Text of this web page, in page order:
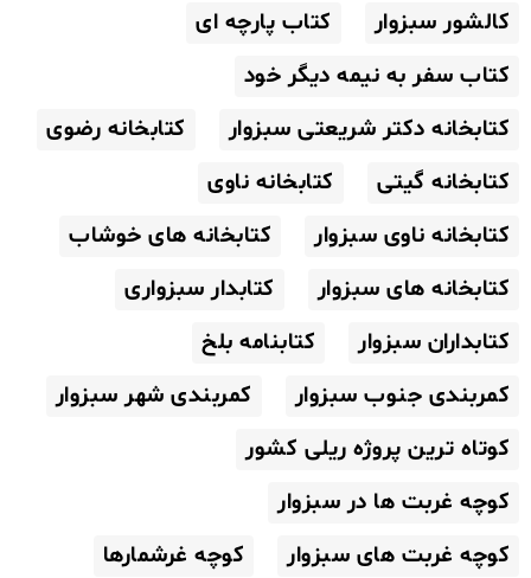
کالشور سبزوار
کتاب پارچه ای
کتاب سفر به نیمه دیگر خود
کتابخانه دکتر شریعتی سبزوار
کتابخانه رضوی
کتابخانه گیتی
کتابخانه ناوی
کتابخانه ناوی سبزوار
کتابخانه های خوشاب
کتابخانه های سبزوار
کتابدار سبزواری
کتابداران سبزوار
کتابنامه بلخ
کمربندی جنوب سبزوار
کمربندی شهر سبزوار
کوتاه ترین پروژه ریلی کشور
کوچه غربت ها در سبزوار
کوچه غربت های سبزوار
کوچه غرشمارها